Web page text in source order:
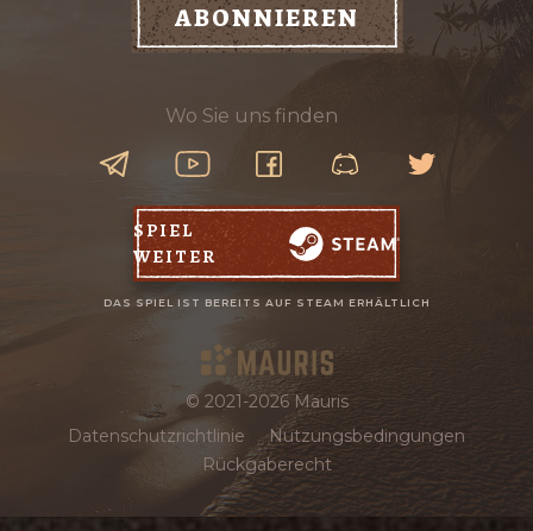
ABONNIEREN
Wo Sie uns finden
SPIEL
WEITER
DAS SPIEL IST BEREITS AUF STEAM ERHÄLTLICH
© 2021-2026 Mauris
Datenschutzrichtlinie
Nutzungsbedingungen
Rückgaberecht